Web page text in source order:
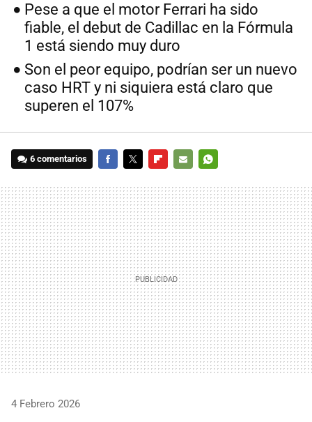
Pese a que el motor Ferrari ha sido
fiable, el debut de Cadillac en la Fórmula
1 está siendo muy duro
Son el peor equipo, podrían ser un nuevo
caso HRT y ni siquiera está claro que
superen el 107%
6 comentarios
MAIL
4 Febrero 2026